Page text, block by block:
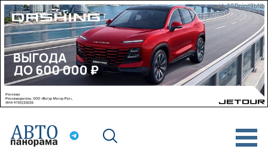
erid: 2SDnjcd9bNb